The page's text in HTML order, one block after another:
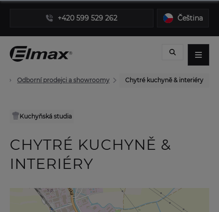
+420 599 529 262 Čeština
Odborní prodejci a showroomy Chytré kuchyně & interiéry
Kuchyňská studia
CHYTRÉ KUCHYNĚ &
INTERIÉRY